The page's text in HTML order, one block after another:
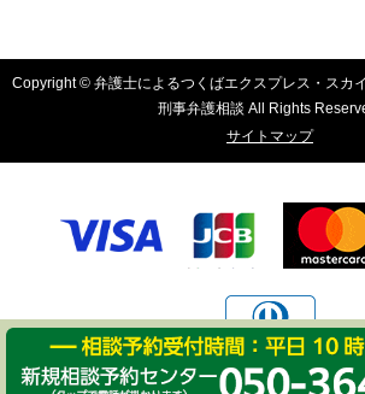
Copyright © 弁護士によるつくばエクスプレス・スカ
刑事弁護相談 All Rights
サイトマップ